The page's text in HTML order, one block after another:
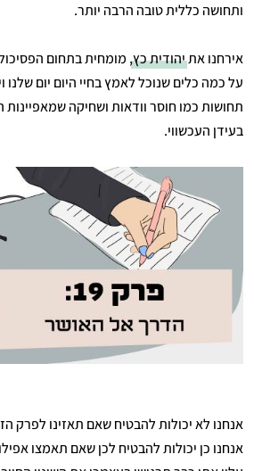
ותחושה כללית טובה הרבה יותר.
אירחנו אתיהודית כץ, מומחית בתחום
על כמה כלים שנוכל לאמץ בחיי היום יום
תחושות כמו חוסר וודאות ושחיקה
בעידן העכשווי.
אנחנו לא יכולות להבטיח שאם תאזינו לפרק
אנחנו כן יכולות להבטיח לכן שאם תאמצו